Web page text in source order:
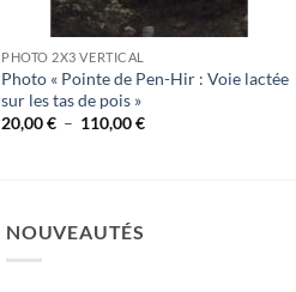
PHOTO 2X3 VERTICAL
Photo « Pointe de Pen-Hir : Voie lactée
sur les tas de pois »
20,00€ – 110,00€Plage
NOUVEAUTÉS